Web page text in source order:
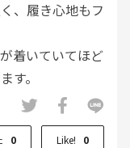
、履き心地もフ
着いていてほど
す。
シャレです。
0 Like! 0